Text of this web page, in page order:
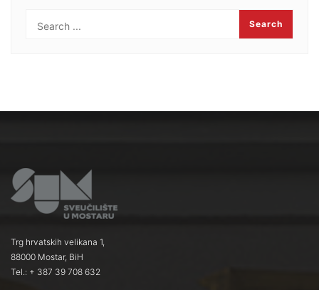
Trg hrvatskih velikana 1,
88000 Mostar, BiH
Tel.: + 387 39 708 632